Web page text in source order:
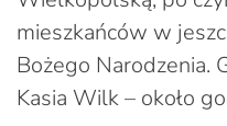
mieszkańców w
Bożego Narodzenia.
Kasia Wilk – około